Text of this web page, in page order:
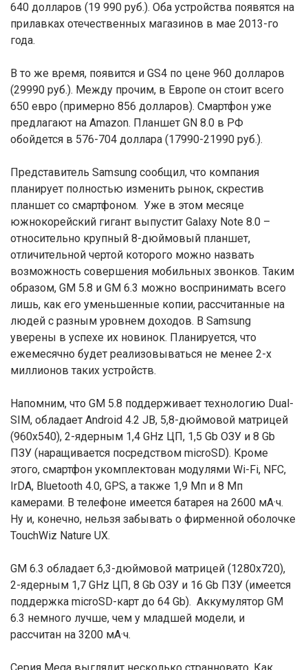
640 долларов (19 990 руб.). Оба устройства появятся на
прилавках отечественных магазинов в мае 2013-го
года.
В то же время, появится и GS4 по цене 960 долларов
(29990 руб.). Между прочим, в Европе он стоит всего
650 евро (примерно 856 долларов). Смартфон уже
предлагают на Amazon. Планшет GN 8.0 в РФ
обойдется в 576-704 доллара (17990-21990 руб.).
Представитель Samsung сообщил, что компания
планирует полностью изменить рынок, скрестив
планшет со смартфоном. Уже в этом месяце
южнокорейский гигант выпустит Galaxy Note 8.0 –
относительно крупный 8-дюймовый планшет,
отличительной чертой которого можно назвать
возможность совершения мобильных звонков. Таким
образом, GM 5.8 и GM 6.3 можно воспринимать всего
лишь, как его уменьшенные копии, рассчитанные на
людей с разным уровнем доходов. В Samsung
уверены в успехе их новинок. Планируется, что
ежемесячно будет реализовываться не менее 2-х
миллионов таких устройств.
Напомним, что GM 5.8 поддерживает технологию Dual-
SIM, обладает Android 4.2 JB, 5,8-дюймовой матрицей
(960х540), 2-ядерным 1,4 GHz ЦП, 1,5 Gb ОЗУ и 8 Gb
ПЗУ (наращивается посредством microSD). Кроме
этого, смартфон укомплектован модулями Wi-Fi, NFC,
IrDA, Bluetooth 4.0, GPS, а также 1,9 Мп и 8 Мп
камерами. В телефоне имеется батарея на 2600 мА·ч.
Ну и, конечно, нельзя забывать о фирменной оболочке
TouchWiz Nature UX.
GM 6.3 обладает 6,3-дюймовой матрицей (1280х720),
2-ядерным 1,7 GHz ЦП, 8 Gb ОЗУ и 16 Gb ПЗУ (имеется
поддержка microSD-карт до 64 Gb). Аккумулятор GM
6.3 немного лучше, чем у младшей модели, и
рассчитан на 3200 мА·ч.